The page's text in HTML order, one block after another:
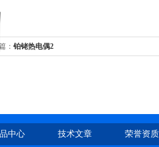
： 铂铑热电偶2
中心 技术文章 荣誉资质